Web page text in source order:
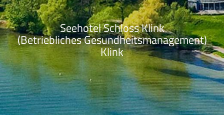
Seehotel Schloss Klink
(Betriebliches Gesundheitsmanagement)
Klink